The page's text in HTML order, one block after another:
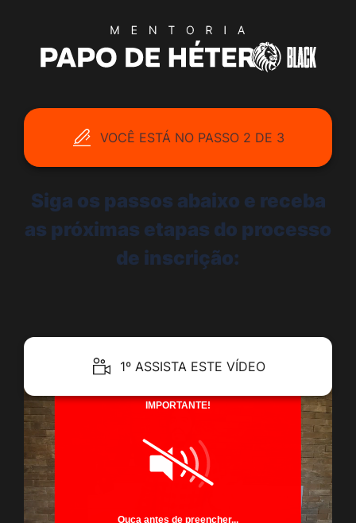
VOCÊ ESTÁ NO PASSO 2 DE 3
Siga os passos abaixo e receba
as próximas etapas do processo
de inscrição:
1º ASSISTA ESTE VÍDEO